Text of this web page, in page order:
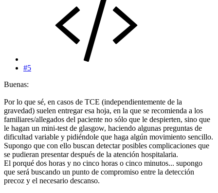
#5
Buenas:
Por lo que sé, en casos de TCE (independientemente de la
gravedad) suelen entregar esa hoja, en la que se recomienda a los
familiares/allegados del paciente no sólo que le despierten, sino que
le hagan un mini-test de glasgow, haciendo algunas preguntas de
dificultad variable y pidiéndole que haga algún movimiento sencillo.
Supongo que con ello buscan detectar posibles complicaciones que
se pudieran presentar después de la atención hospitalaria.
El porqué dos horas y no cinco horas o cinco minutos... supongo
que será buscando un punto de compromiso entre la detección
precoz y el necesario descanso.